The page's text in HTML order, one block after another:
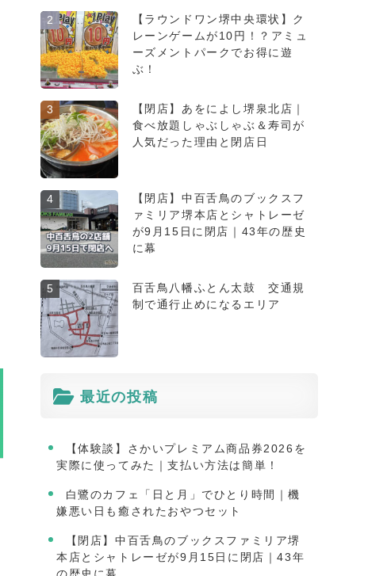
2
【ラウンドワン堺中央環状】ク
レーンゲームが10円！？アミュ
ーズメントパークでお得に遊
ぶ！
3
【閉店】あをによし堺泉北店｜
食べ放題しゃぶしゃぶ＆寿司が
人気だった理由と閉店日
4
【閉店】中百舌鳥のブックスフ
ァミリア堺本店とシャトレーゼ
が9月15日に閉店｜43年の歴史
に幕
5
百舌鳥八幡ふとん太鼓 交通規
制で通行止めになるエリア
最近の投稿
【体験談】さかいプレミアム商品券2026を
実際に使ってみた｜支払い方法は簡単！
白鷺のカフェ「日と月」でひとり時間｜機
嫌悪い日も癒されたおやつセット
【閉店】中百舌鳥のブックスファミリア堺
本店とシャトレーゼが9月15日に閉店｜43年